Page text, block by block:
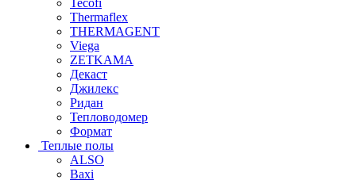
Thermaflex
THERMAGENT
Viega
ZETKAMA
Декаст
Джилекс
Ридан
Тепловодомер
Формат
Теплые полы
ALSO
Baxi